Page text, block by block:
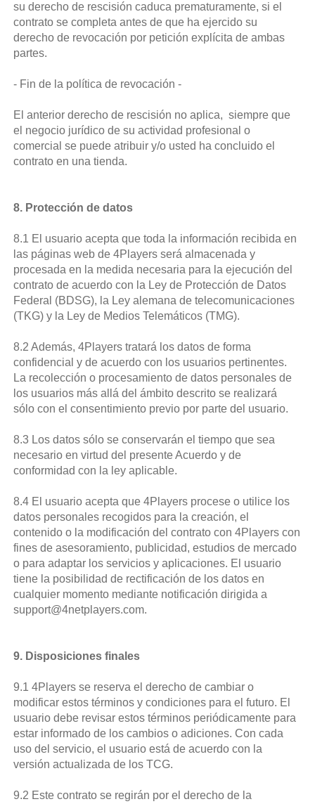
su derecho de rescisión caduca prematuramente, si el
contrato se completa antes de que ha ejercido su
derecho de revocación por petición explícita de ambas
partes.
- Fin de la política de revocación -
El anterior derecho de rescisión no aplica, siempre que
el negocio jurídico de su actividad profesional o
comercial se puede atribuir y/o usted ha concluido el
contrato en una tienda.
8. Protección de datos
8.1 El usuario acepta que toda la información recibida en
las páginas web de 4Players será almacenada y
procesada en la medida necesaria para la ejecución del
contrato de acuerdo con la Ley de Protección de Datos
Federal (BDSG), la Ley alemana de telecomunicaciones
(TKG) y la Ley de Medios Telemáticos (TMG).
8.2 Además, 4Players tratará los datos de forma
confidencial y de acuerdo con los usuarios pertinentes.
La recolección o procesamiento de datos personales de
los usuarios más allá del ámbito descrito se realizará
sólo con el consentimiento previo por parte del usuario.
8.3 Los datos sólo se conservarán el tiempo que sea
necesario en virtud del presente Acuerdo y de
conformidad con la ley aplicable.
8.4 El usuario acepta que 4Players procese o utilice los
datos personales recogidos para la creación, el
contenido o la modificación del contrato con 4Players con
fines de asesoramiento, publicidad, estudios de mercado
o para adaptar los servicios y aplicaciones. El usuario
tiene la posibilidad de rectificación de los datos en
cualquier momento mediante notificación dirigida a
support@4netplayers.com.
9. Disposiciones finales
9.1 4Players se reserva el derecho de cambiar o
modificar estos términos y condiciones para el futuro. El
usuario debe revisar estos términos periódicamente para
estar informado de los cambios o adiciones. Con cada
uso del servicio, el usuario está de acuerdo con la
versión actualizada de los TCG.
9.2 Este contrato se regirán por el derecho de la